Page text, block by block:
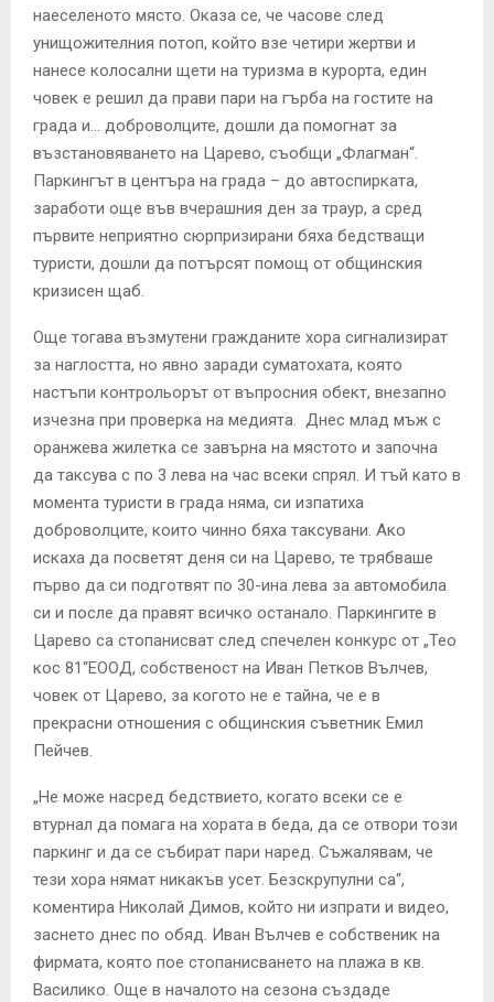
наеселеното място. Оказа се, че часове след
унищожителния потоп, който взе четири жертви и
нанесе колосални щети на туризма в курорта, един
човек е решил да прави пари на гърба на гостите на
града и… доброволците, дошли да помогнат за
възстановяването на Царево, съобщи „Флагман“.
Паркингът в центъра на града – до автоспирката,
заработи още във вчерашния ден за траур, а сред
първите неприятно сюрпризирани бяха бедстващи
туристи, дошли да потърсят помощ от общинския
кризисен щаб.
Още тогава възмутени гражданите хора сигнализират
за наглостта, но явно заради суматохата, която
настъпи контрольорът от въпросния обект, внезапно
изчезна при проверка на медията. Днес млад мъж с
оранжева жилетка се завърна на мястото и започна
да таксува с по 3 лева на час всеки спрял. И тъй като в
момента туристи в града няма, си изпатиха
доброволците, които чинно бяха таксувани. Ако
искаха да посветят деня си на Царево, те трябваше
първо да си подготвят по 30-ина лева за автомобила
си и после да правят всичко останало. Паркингите в
Царево са стопанисват след спечелен конкурс от „Тео
кос 81“ЕООД, собственост на Иван Петков Вълчев,
човек от Царево, за когото не е тайна, че е в
прекрасни отношения с общинския съветник Емил
Пейчев.
„Не може насред бедствието, когато всеки се е
втурнал да помага на хората в беда, да се отвори този
паркинг и да се събират пари наред. Съжалявам, че
тези хора нямат никакъв усет. Безскрупулни са“,
коментира Николай Димов, който ни изпрати и видео,
заснето днес по обяд. Иван Вълчев е собственик на
фирмата, която пое стопанисването на плажа в кв.
Василико. Още в началото на сезона създаде